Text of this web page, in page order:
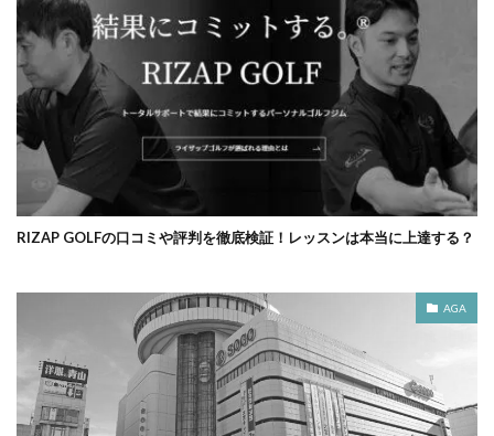
RIZAP GOLFの口コミや評判を徹底検証！レッスンは本当に上達する？
AGA